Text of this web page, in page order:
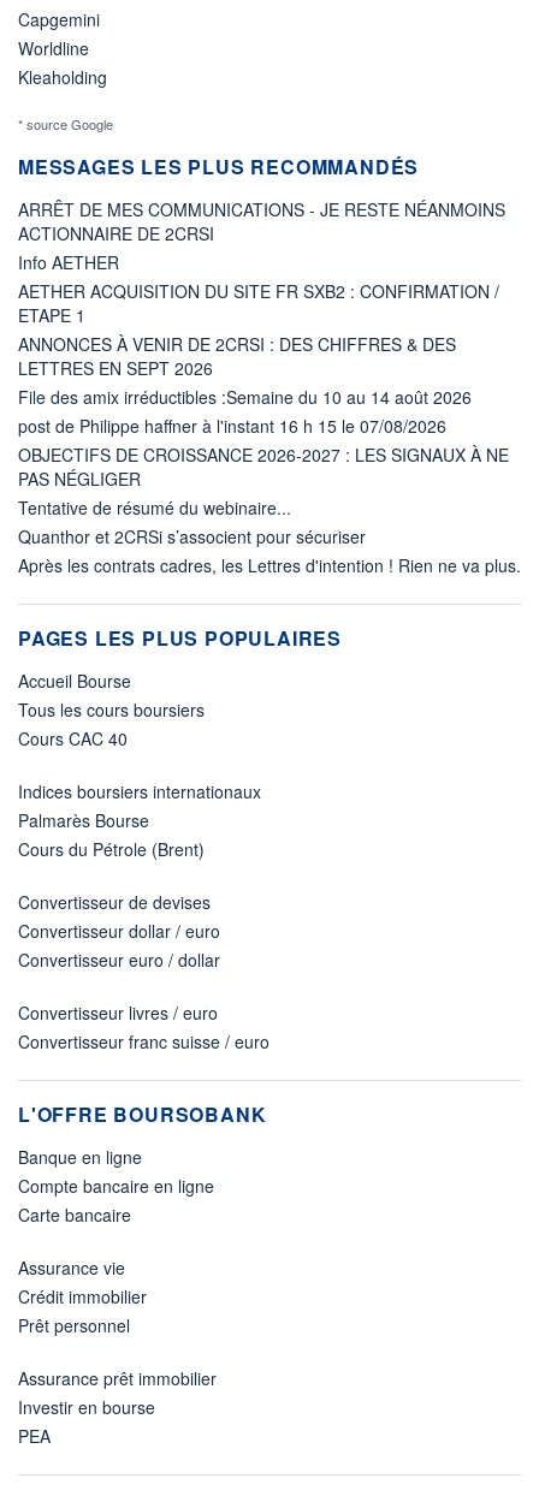
Capgemini
Worldline
Kleaholding
* source Google
MESSAGES LES PLUS RECOMMANDÉS
ARRÊT DE MES COMMUNICATIONS - JE RESTE NÉANMOINS
ACTIONNAIRE DE 2CRSI
Info AETHER
AETHER ACQUISITION DU SITE FR SXB2 : CONFIRMATION /
ETAPE 1
ANNONCES À VENIR DE 2CRSI : DES CHIFFRES & DES
LETTRES EN SEPT 2026
File des amix irréductibles :Semaine du 10 au 14 août 2026
post de Philippe haffner à l'instant 16 h 15 le 07/08/2026
OBJECTIFS DE CROISSANCE 2026-2027 : LES SIGNAUX À NE
PAS NÉGLIGER
Tentative de résumé du webinaire...
Quanthor et 2CRSi s’associent pour sécuriser
Après les contrats cadres, les Lettres d'intention ! Rien ne va plus.
PAGES LES PLUS POPULAIRES
Accueil Bourse
Tous les cours boursiers
Cours CAC 40
Indices boursiers internationaux
Palmarès Bourse
Cours du Pétrole (Brent)
Convertisseur de devises
Convertisseur dollar / euro
Convertisseur euro / dollar
Convertisseur livres / euro
Convertisseur franc suisse / euro
L'OFFRE BOURSOBANK
Banque en ligne
Compte bancaire en ligne
Carte bancaire
Assurance vie
Crédit immobilier
Prêt personnel
Assurance prêt immobilier
Investir en bourse
PEA